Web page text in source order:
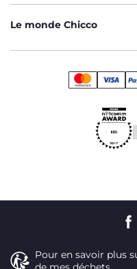
Le monde Chicco
Pour en savoir plus